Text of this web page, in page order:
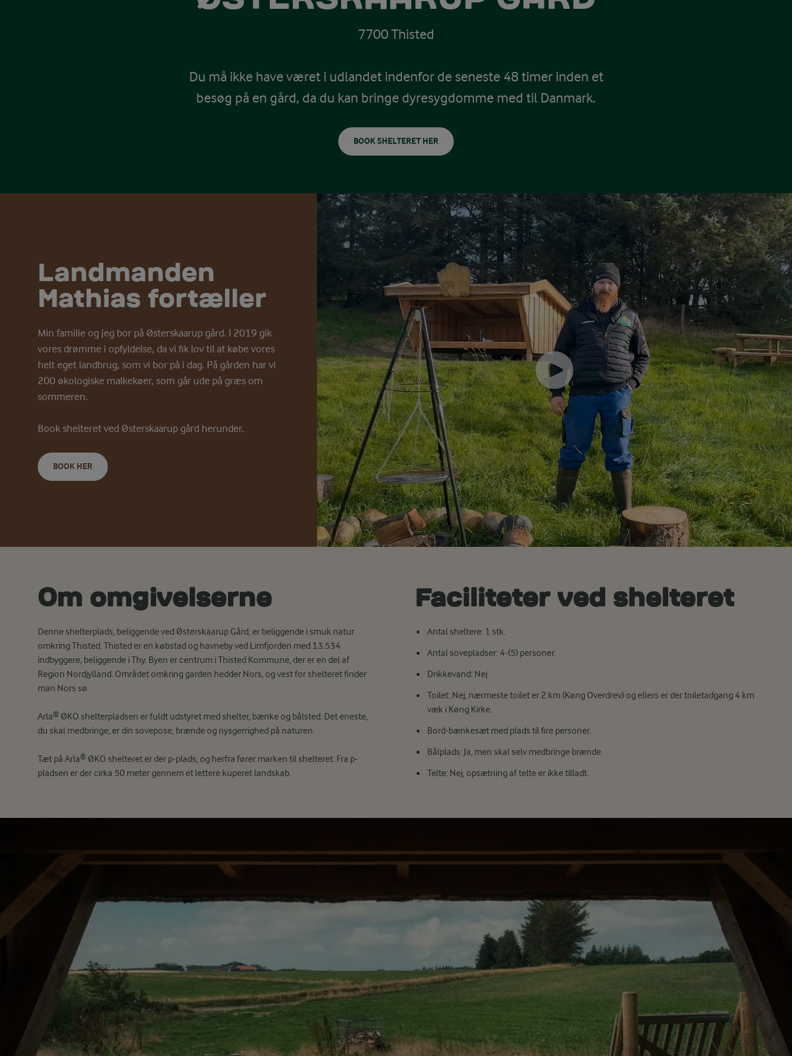
7700 Thisted
Du må ikke have været i udlandet indenfor de seneste 48 timer inden et
besøg på en gård, da du kan bringe dyresygdomme med til Danmark.
BOOK SHELTERET HER
Landmanden
Mathias fortæller
Min familie og jeg bor på Østerskaarup gård. I 2019 gik
vores drømme i opfyldelse, da vi fik lov til at købe vores
helt eget landbrug, som vi bor på i dag. På gården har vi
200 økologiske malkekøer, som går ude på græs om
sommeren.
Book shelteret ved Østerskaarup gård herunder.
BOOK HER
Om omgivelserne
Denne shelterplads, beliggende ved Østerskaarup Gård, er beliggende i smuk natur
omkring Thisted. Thisted er en købstad og havneby ved Limfjorden med 13.534
indbyggere, beliggende i Thy. Byen er centrum i Thisted Kommune, der er en del af
Region Nordjylland. Området omkring garden hedder Nors, og vest for shelteret finder
man Nors sø.
Arla® ØKO shelterpladsen er fuldt udstyret med shelter, bænke og bålsted. Det eneste,
du skal medbringe, er din sovepose, brænde og nysgerrighed på naturen.
Tæt på Arla® ØKO shelteret er der p-plads, og herfra fører marken til shelteret. Fra p-
pladsen er der cirka 50 meter gennem et lettere kuperet landskab.
Faciliteter ved shelteret
Antal sheltere: 1 stk.
Antal sovepladser: 4-(5) personer.
Drikkevand: Nej.
Toilet: Nej, nærmeste toilet er 2 km (Køng Overdrev) og ellers er der toiletadgang 4 km
væk i Køng Kirke.
Bord-bænkesæt med plads til fire personer.
Bålplads: Ja, men skal selv medbringe brænde.
Telte: Nej, opsætning af telte er ikke tilladt.